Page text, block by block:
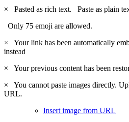
×
Pasted as rich text. Paste as plain
Only 75 emoji are allowed.
×
Your link has been automatically
instead
×
Your previous content has been
×
You cannot paste images directly.
URL.
Insert image from URL